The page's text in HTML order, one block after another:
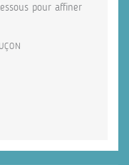
pour affiner